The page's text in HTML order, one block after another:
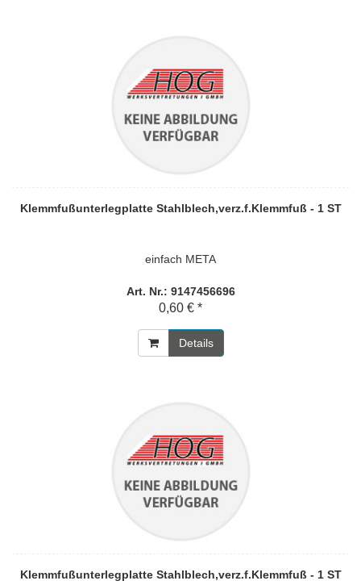
Klemmfußunterlegplatte Stahlblech,verz.f.Klemmfuß - 1 ST
einfach META
Art. Nr.: 9147456696
0,60 € *
Details
Klemmfußunterlegplatte Stahlblech,verz.f.Klemmfuß - 1 ST